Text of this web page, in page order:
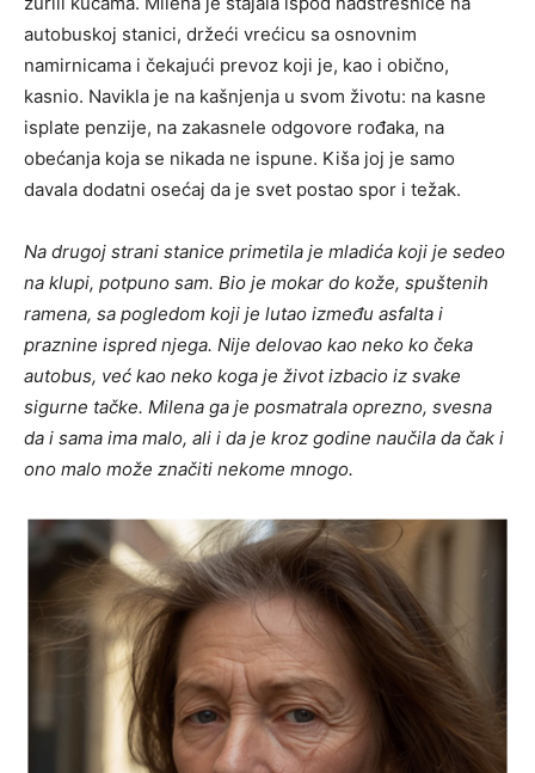
autobuskoj stanici, držeći vrećicu sa osnovnim
namirnicama i čekajući prevoz koji je, kao i obično,
kasnio. Navikla je na kašnjenja u svom životu: na kasne
isplate penzije, na zakasnele odgovore rođaka, na
obećanja koja se nikada ne ispune. Kiša joj je samo
davala dodatni osećaj da je svet postao spor i težak.
Na drugoj strani stanice primetila je mladića koji je sedeo
na klupi, potpuno sam. Bio je mokar do kože, spuštenih
ramena, sa pogledom koji je lutao između asfalta i
praznine ispred njega. Nije delovao kao neko ko čeka
autobus, već kao neko koga je život izbacio iz svake
sigurne tačke. Milena ga je posmatrala oprezno, svesna
da i sama ima malo, ali i da je kroz godine naučila da čak i
ono malo može značiti nekome mnogo.